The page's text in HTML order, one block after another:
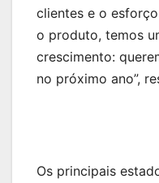
clientes e o
o produto, temos
crescimento:
no próximo ano”,
Os principais